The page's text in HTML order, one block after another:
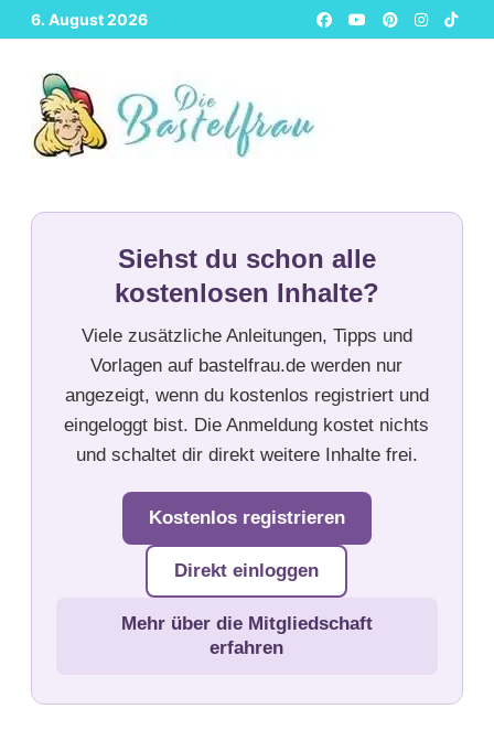
Zurück
zum
Inhalt
6. August 2026
Siehst du schon alle
kostenlosen Inhalte?
Viele zusätzliche Anleitungen, Tipps und
Vorlagen auf bastelfrau.de werden nur
angezeigt, wenn du kostenlos registriert und
eingeloggt bist. Die Anmeldung kostet nichts
und schaltet dir direkt weitere Inhalte frei.
Kostenlos registrieren
Direkt einloggen
Mehr über die Mitgliedschaft
erfahren